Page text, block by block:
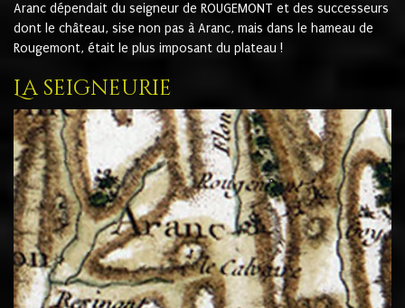
Aranc dépendait du seigneur de ROUGEMONT et des successeurs
dont le château, sise non pas à Aranc, mais dans le hameau de
Rougemont, était le plus imposant du plateau !
La seigneurie